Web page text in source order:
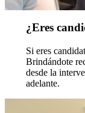
¿Eres
Si eres
Brindándote
desde la
adelante.